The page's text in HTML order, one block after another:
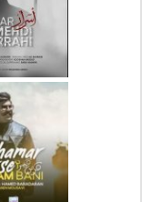
دانلود
یراحی